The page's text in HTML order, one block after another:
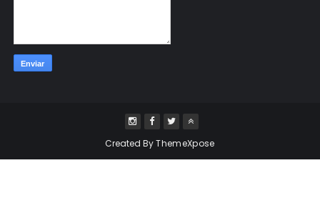
Created ByThemeXpose